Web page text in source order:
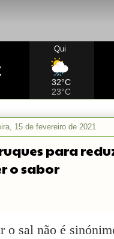
Qui
32°C
23°C
15 de fevereiro de 2021
para
o sabor
o sal não é